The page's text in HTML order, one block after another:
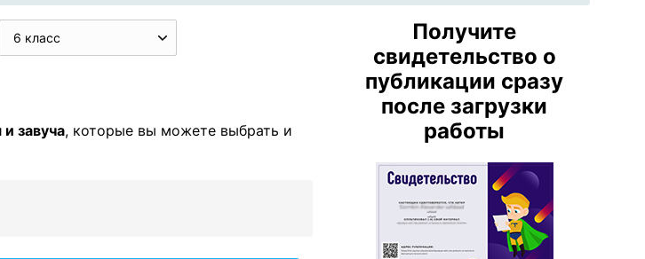
6 класс
завуча, которые вы можете выбрать и
Получите
свидетельство о
публикации сразу
после загрузки
работы